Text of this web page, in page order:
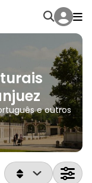
e outros